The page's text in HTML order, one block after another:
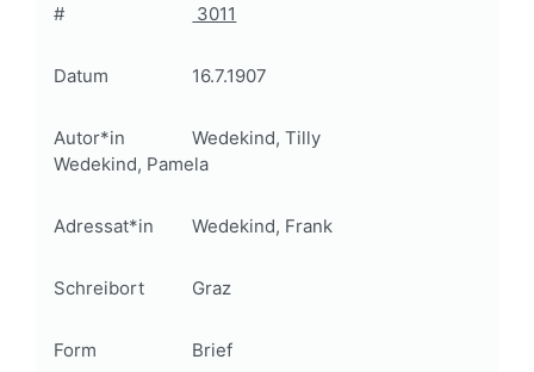
# 3011
Datum 16.7.1907
Autor*in
Wedekind, Tilly
Wedekind, Pamela
Adressat*in Wedekind, Frank
Schreibort Graz
Form Brief